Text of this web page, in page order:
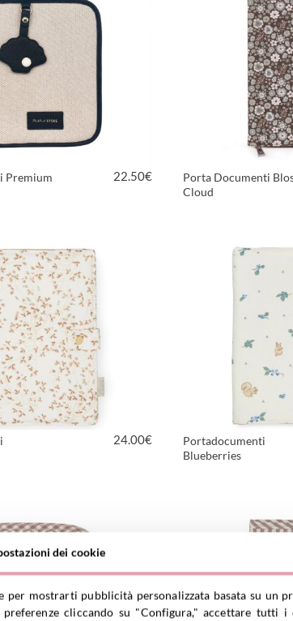
Premium
22.50€
Porta Documenti
Cloud
24.00€
Portadocumenti
Blueberries
dei cookie
mostrarti pubblicità personalizzata basata su un
cliccando su "Configura," accettare tutti i